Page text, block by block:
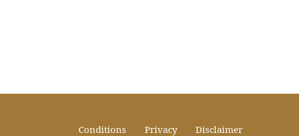
Conditions Privacy Disclaimer